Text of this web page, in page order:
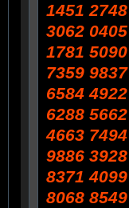
1451
3062
1781
7359
6584
6288
4663
9886
8371
8068